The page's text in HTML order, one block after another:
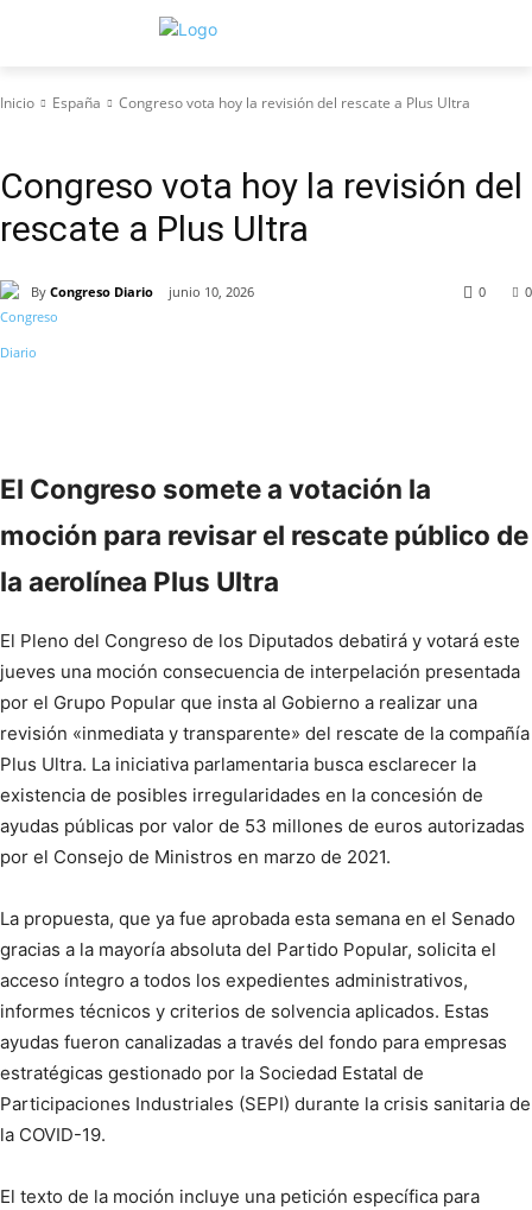
Inicio España Congreso vota hoy la revisión del rescate a Plus Ultra
Congreso vota hoy la revisión del
rescate a Plus Ultra
By Congreso Diario junio 10, 2026 0
0
El Congreso somete a votación la
moción para revisar el rescate público de
la aerolínea Plus Ultra
El Pleno del Congreso de los Diputados debatirá y votará este
jueves una moción consecuencia de interpelación presentada
por el Grupo Popular que insta al Gobierno a realizar una
revisión «inmediata y transparente» del rescate de la compañía
Plus Ultra. La iniciativa parlamentaria busca esclarecer la
existencia de posibles irregularidades en la concesión de
ayudas públicas por valor de 53 millones de euros autorizadas
por el Consejo de Ministros en marzo de 2021.
La propuesta, que ya fue aprobada esta semana en el Senado
gracias a la mayoría absoluta del Partido Popular, solicita el
acceso íntegro a todos los expedientes administrativos,
informes técnicos y criterios de solvencia aplicados. Estas
ayudas fueron canalizadas a través del fondo para empresas
estratégicas gestionado por la Sociedad Estatal de
Participaciones Industriales (SEPI) durante la crisis sanitaria de
la COVID-19.
El texto de la moción incluye una petición específica para